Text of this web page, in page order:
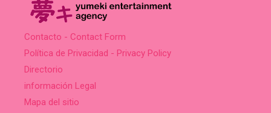
Contacto - Contact Form
Política de Privacidad - Privacy Policy
Directorio
información Legal
Mapa del sitio